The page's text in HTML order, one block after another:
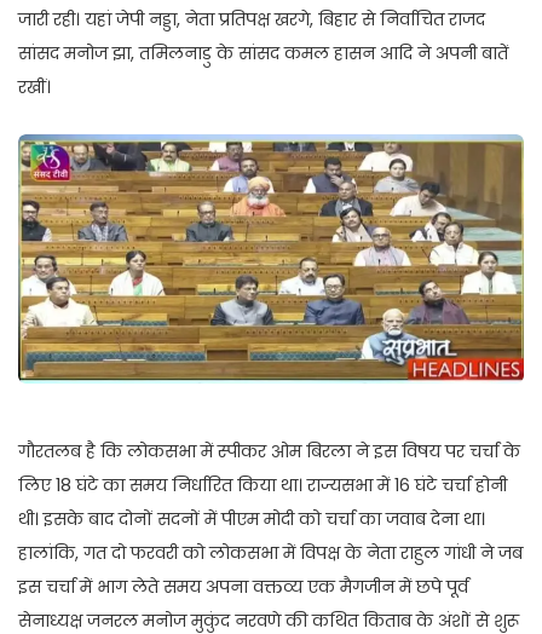
जारी रही। यहां जेपी नड्डा, नेता प्रतिपक्ष खरगे, बिहार से निर्वाचित राजद
सांसद मनोज झा, तमिलनाडु के सांसद कमल हासन आदि ने अपनी बातें
रखीं।
गौरतलब है कि लोकसभा में स्पीकर ओम बिरला ने इस विषय पर चर्चा के
लिए 18 घंटे का समय निर्धारित किया था। राज्यसभा में 16 घंटे चर्चा होनी
थी। इसके बाद दोनों सदनों में पीएम मोदी को चर्चा का जवाब देना था।
हालांकि, गत दो फरवरी को लोकसभा में विपक्ष के नेता राहुल गांधी ने जब
इस चर्चा में भाग लेते समय अपना वक्तव्य एक मैगजीन में छपे पूर्व
सेनाध्यक्ष जनरल मनोज मुकुंद नरवणे की कथित किताब के अंशों से शुरू